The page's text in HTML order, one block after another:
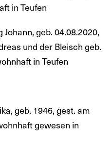
in Teufen
geb. 04.08.2020,
und der Bleisch geb.
in Teufen
geb. 1946, gest. am
gewesen in